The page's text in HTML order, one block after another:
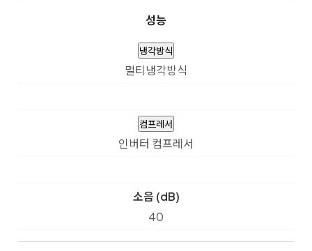
성능
냉각방식
멀티냉각방식
컴프레서
인버터 컴프레서
소음 (dB)
40